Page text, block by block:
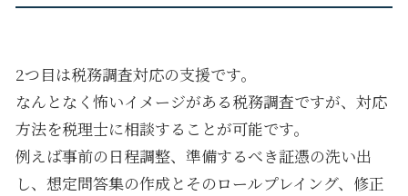
2つ目は税務調査対応の支援です。
なんとなく怖いイメージがある税務調査ですが、対応
方法を税理士に相談することが可能です。
例えば事前の日程調整、準備するべき証憑の洗い出
し、想定問答集の作成とそのロールプレイング、修正